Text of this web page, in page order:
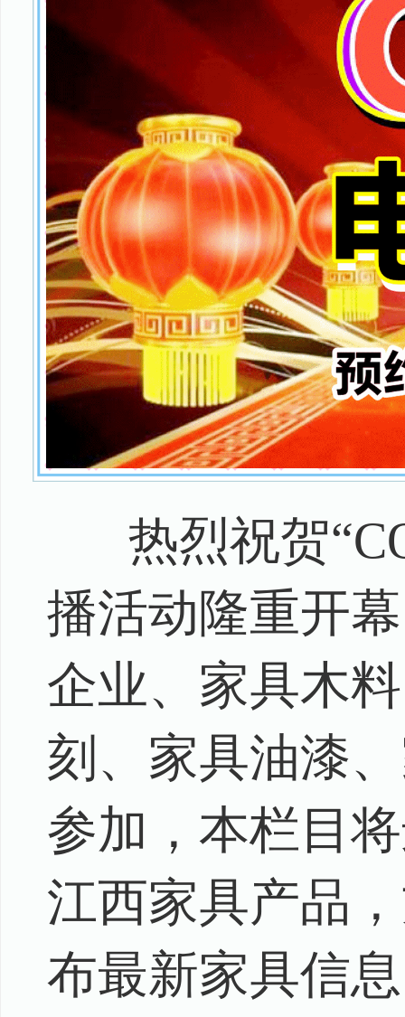
热烈祝贺
播活动隆重开
企业、家具木
刻、家具油漆
参加，本栏目
江西家具产品
布最新家具信